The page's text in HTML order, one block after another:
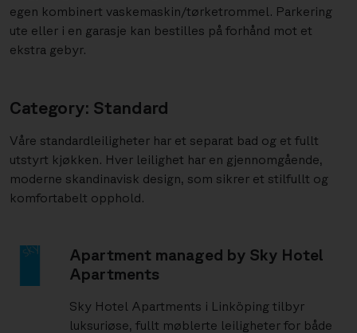
egen kombinert vaskemaskin/tørketrommel. Parkering
ute eller i en garasje kan bestilles på forhånd mot et
ekstra gebyr.
Category: Standard
Våre standardleiligheter har et separat bad og et fullt
utstyrt kjøkken. Hver leilighet har en gjennomgående,
moderne skandinavisk design, som sikrer et stilfullt og
komfortabelt opphold.
Apartment managed by Sky Hotel
Apartments
Sky Hotel Apartments i Linköping tilbyr
luksuriøse, fullt møblerte leiligheter for både